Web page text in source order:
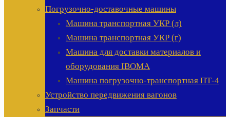
Погрузочно-доставочные машины
Машина транспортная УКР (л)
Машина транспортная УКР (г)
Машина для доставки материалов и
оборудования IBOMA
Машина погрузочно-транспортная ПТ-4
Устройство передвижения вагонов
Запчасти